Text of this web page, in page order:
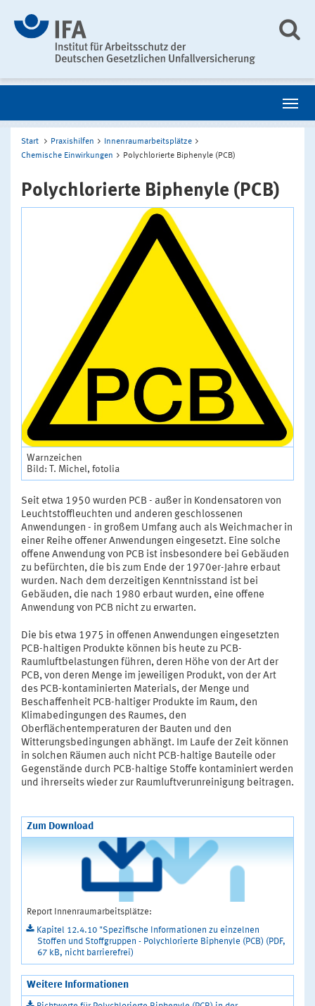
Start Praxishilfen
Innenraumarbeitsplätze
Chemische Einwirkungen
Polychlorierte Biphenyle (PCB)
Polychlorierte Biphenyle (PCB)
Warnzeichen
Bild: T. Michel, fotolia
Seit etwa 1950 wurden PCB - außer in Kondensatoren von
Leuchtstoffleuchten und anderen geschlossenen
Anwendungen - in großem Umfang auch als Weichmacher in
einer Reihe offener Anwendungen eingesetzt. Eine solche
offene Anwendung von PCB ist insbesondere bei Gebäuden
zu befürchten, die bis zum Ende der 1970er-Jahre erbaut
wurden. Nach dem derzeitigen Kenntnisstand ist bei
Gebäuden, die nach 1980 erbaut wurden, eine offene
Anwendung von PCB nicht zu erwarten.
Die bis etwa 1975 in offenen Anwendungen eingesetzten
PCB-haltigen Produkte können bis heute zu PCB-
Raumluftbelastungen führen, deren Höhe von der Art der
PCB, von deren Menge im jeweiligen Produkt, von der Art
des PCB-kontaminierten Materials, der Menge und
Beschaffenheit PCB-haltiger Produkte im Raum, den
Klimabedingungen des Raumes, den
Oberflächentemperaturen der Bauten und den
Witterungsbedingungen abhängt. Im Laufe der Zeit können
in solchen Räumen auch nicht PCB-haltige Bauteile oder
Gegenstände durch PCB-haltige Stoffe kontaminiert werden
und ihrerseits wieder zur Raumluftverunreinigung beitragen.
Zum Download
Report Innenraumarbeitsplätze:
Kapitel 12.4.10 "Spezifische Informationen zu einzelnen
Stoffen und Stoffgruppen - Polychlorierte Biphenyle (PCB) (PDF,
67 kB, nicht barrierefrei)
Weitere Informationen